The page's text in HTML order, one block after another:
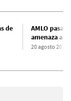
de
AMLO
amenaza a
20 agosto 2022